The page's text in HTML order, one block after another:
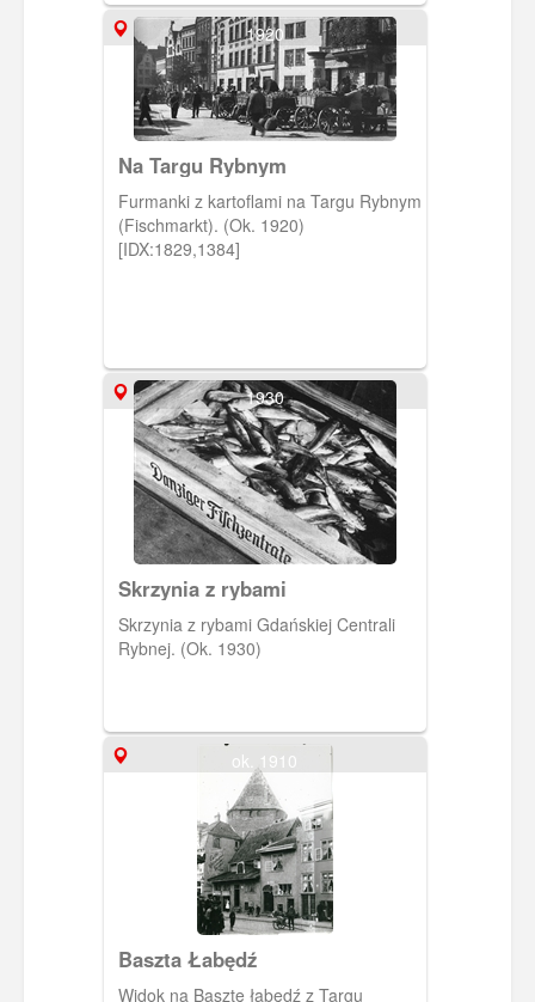
Żurawiem.
1920
Na Targu Rybnym
Furmanki z kartoflami na Targu Rybnym
(Fischmarkt). (Ok. 1920)
[IDX:1829,1384]
1930
Skrzynia z rybami
Skrzynia z rybami Gdańskiej Centrali
Rybnej. (Ok. 1930)
ok. 1910
Baszta Łabędź
Widok na Basztę łabędź z Targu